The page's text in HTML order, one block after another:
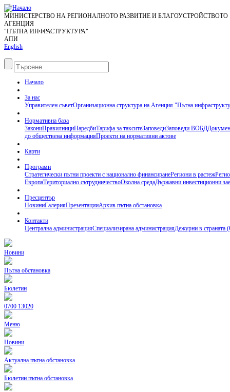
МИНИСТЕРСТВО НА РЕГИОНАЛНОТО РАЗВИТИЕ И БЛАГОУСТРОЙСТВОТО
АГЕНЦИЯ
"ПЪТНА ИНФРАСТРУКТУРА"
АПИ
English
Начало
За нас
Управителен съветОрганизационна структура на Агенция "Пътна
Нормативна база
ЗакониПравилнициНаредбиТарифа за такситеЗаповедиЗаповеди ВОБД
до обществена информацияПроекти на нормативни актове
Карти
Програми
Стратегически пътни проекти с национално финансиранеРегиони в растеж
ЕвропаТериториално сътрудничествоОколна средаДържавни инвестиционни
Пресцентър
НовиниГалерияПрезентацииАрхив пътна обстановка
Контакти
Централна администрацияСпециализирана администрацияДежурни в
Новини
Пътна обстановка
Бюлетин
0700 13020
Меню
Новини
Актуална пътна обстановка
Бюлетин пътна обстановка